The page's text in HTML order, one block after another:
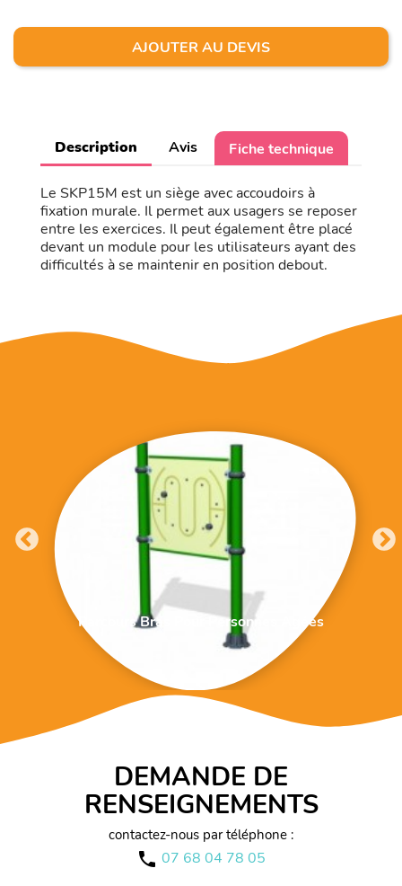
AJOUTER AU DEVIS
Description Avis Fiche technique
Le SKP15M est un siège avec accoudoirs à
fixation murale. Il permet aux usagers se reposer
entre les exercices. Il peut également être placé
devant un module pour les utilisateurs ayant des
difficultés à se maintenir en position debout.
Parcours Bras Pour Personnes Agées
DEMANDE DE
RENSEIGNEMENTS
contactez-nous par téléphone :
call 07 68 04 78 05